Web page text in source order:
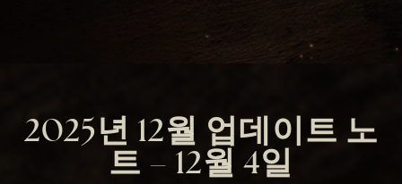
2025년 12월 업데이트 노
트 – 12월 4일